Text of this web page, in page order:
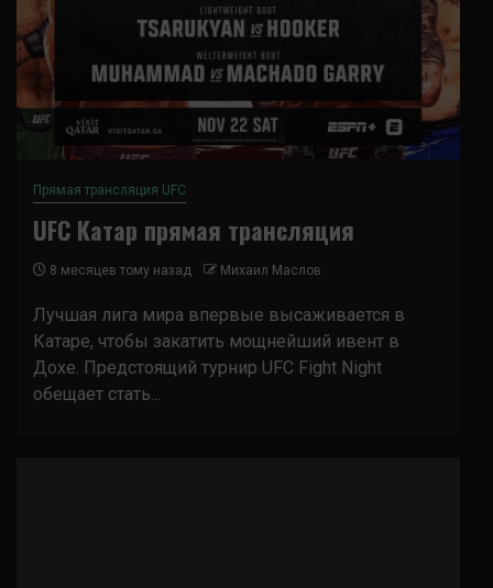
Прямая трансляция UFC
UFC Катар прямая трансляция
8 месяцев тому назад Михаил Маслов
Лучшая лига мира впервые высаживается в
Катаре, чтобы закатить мощнейший ивент в
Дохе. Предстоящий турнир UFC Fight Night
обещает стать...